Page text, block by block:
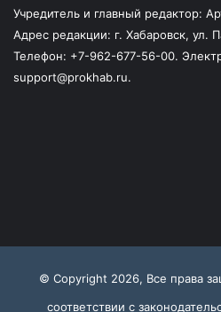
Учредитель и главный редактор:
Адрес редакции: г. Хабаровск, ул.
Телефон: +7-962-677-56-00.
support@prokhab.ru.
© Copyright 2026, Все права
соответствии с